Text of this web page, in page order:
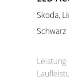
Skoda,
Schwarz
Leistung